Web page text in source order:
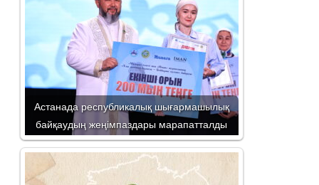
Астанада республикалық шығармашылық
байқаудың жеңімпаздары марапатталды